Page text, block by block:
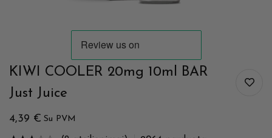
KIWI COOLER 20mg 10ml BAR
Just Juice
4,39 € Su PVM